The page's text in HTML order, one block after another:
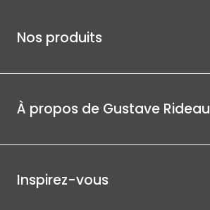
Nos produits
À propos de Gustave Rideau
Inspirez-vous